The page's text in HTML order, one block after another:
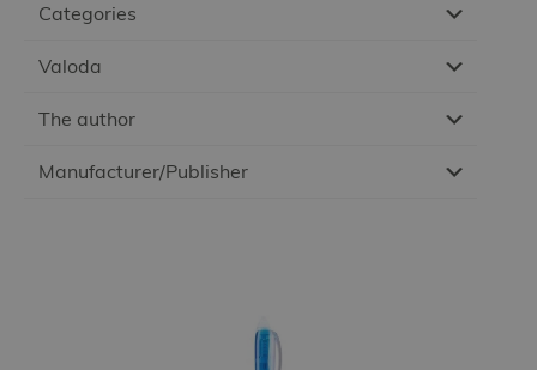
Categories
Valoda
The author
Manufacturer/Publisher